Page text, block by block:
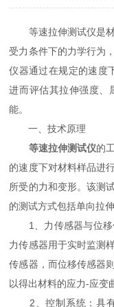
等速拉伸测试仪是材
受力条件下的力学行为
仪器通过在规定的速度
进而评估其拉伸强度、
能。
一、技术原理
等速拉伸测试仪的
的速度下对材料样品进
所受的力和变形。该测
的测试方式包括单向拉
1、力传感器与位移
力传感器用于实时监测
传感器，而位移传感器
以得出材料的应力-应变
2、控制系统：具有